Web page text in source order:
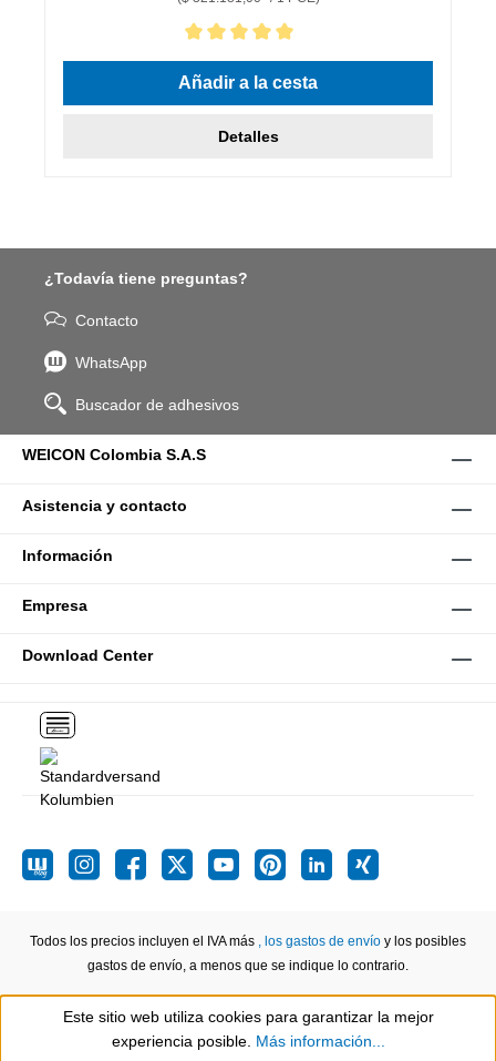
Calificación promedio de 5 de 5 estrellas
Añadir a la cesta
Detalles
¿Todavía tiene preguntas?
Contacto
WhatsApp
Buscador de adhesivos
WEICON Colombia S.A.S
Asistencia y contacto
Información
Empresa
Download Center
Todos los precios incluyen el IVA más , los gastos de envío y los posibles
gastos de envío, a menos que se indique lo contrario.
Show toolbar
Este sitio web utiliza cookies para garantizar la mejor
experiencia posible. Más información...